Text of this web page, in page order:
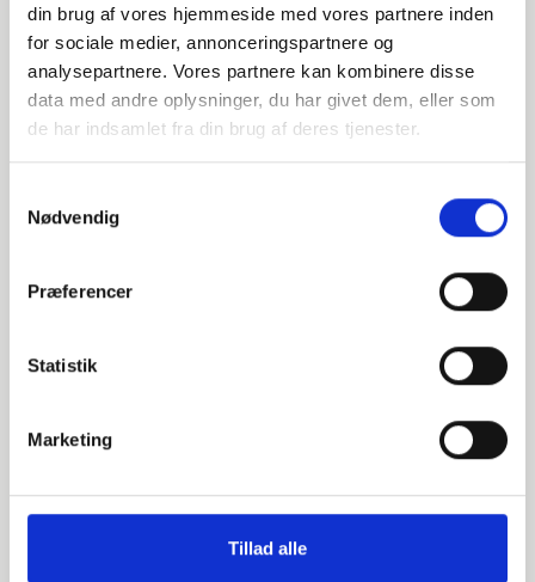
din brug af vores hjemmeside med vores partnere inden
for sociale medier, annonceringspartnere og
analysepartnere. Vores partnere kan kombinere disse
data med andre oplysninger, du har givet dem, eller som
de har indsamlet fra din brug af deres tjenester.
Nødvendig
Præferencer
Statistik
Marketing
Tillad alle
Alternative varer
000625140
EN 1092-1 T:11 B1 PN25-40
stk. tilgængelig
060625140
DN125 139,7 Halsflange m/Not (S-4)